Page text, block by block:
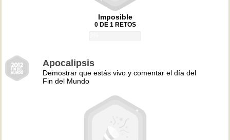
Imposible
0 DE 1 RETOS
Apocalipsis
Demostrar que estás vivo y comentar el día del
Fin del Mundo